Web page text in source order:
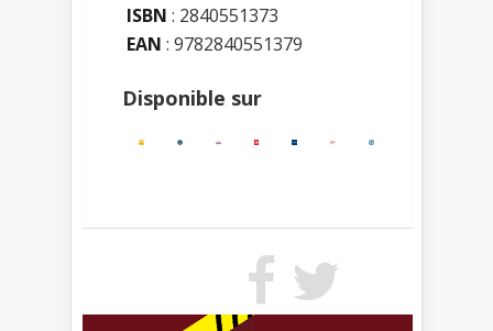
ISBN : 2840551373
EAN : 9782840551379
Disponible sur